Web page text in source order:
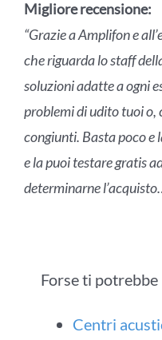
Migliore recensione:
“Grazie a Amplifon e
che riguarda lo staff
soluzioni adatte a ogni
problemi di udito tuoi o,
congiunti. Basta poco e
e la puoi testare gratis
determinarne
Forse ti
Centri